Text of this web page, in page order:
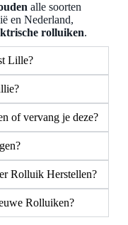
alle soorten
en Nederland,
rolluiken.
Lille?
of vervang je deze?
Rolluik Herstellen?
Rolluiken?